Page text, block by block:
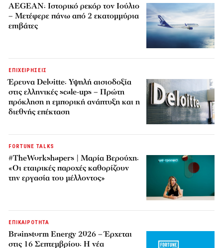
AEGEAN: Ιστορικό ρεκόρ τον Ιούλιο
– Μετέφερε πάνω από 2 εκατομμύρια
επιβάτες
ΕΠΙΧΕΙΡΗΣΕΙΣ
Έρευνα Deloitte: Υψηλή αισιοδοξία
στις ελληνικές scale-ups – Πρώτη
πρόκληση η εμπορική ανάπτυξη και η
διεθνής επέκταση
FORTUNE TALKS
#TheWorkshapers | Μαρία Βερούχη:
«Οι εταιρικές παροχές καθορίζουν
την εργασία του μέλλοντος»
ΕΠΙΚΑΙΡΟΤΗΤΑ
Brainstorm Energy 2026 – Έρχεται
στις 16 Σεπτεμβρίου: Η νέα